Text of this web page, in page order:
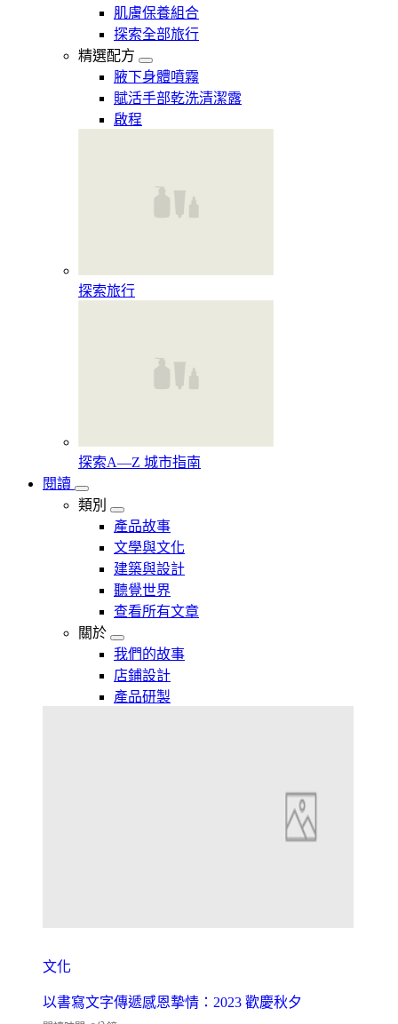
肌膚保養組合
探索全部旅行
精選配方
腋下身體噴霧
賦活手部乾洗清潔露
啟程
探索旅行
探索A—Z 城市指南
閱讀
類別
產品故事
文學與文化
建築與設計
聽覺世界
查看所有文章
關於
我們的故事
店鋪設計
產品研製
文化
以書寫文字傳遞感恩摯情：2023 歡慶秋夕